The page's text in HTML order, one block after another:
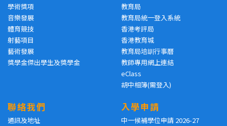
學術獎項
音樂發展
體育競技
射藝項目
藝術發展
獎學金傑出學生及獎學金
教育局
教育局統一登入系統
香港考評局
香港教育城
教育局培訓行事曆
教師專用網上連結
eClass
胡中相簿(需登入)
聯絡我們
通訊及地址
入學申請
中一候補學位申請 2026-27